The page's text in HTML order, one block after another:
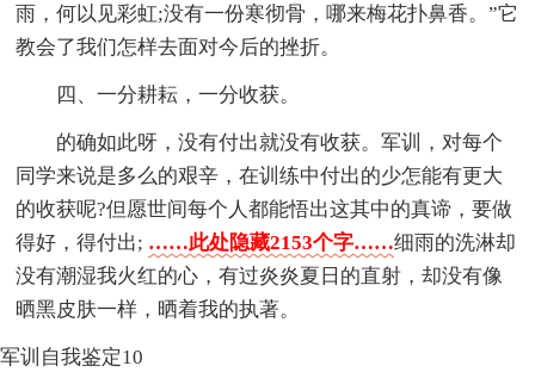
雨，何以见彩虹;没有一份寒彻骨，哪来梅花扑鼻香。”它
教会了我们怎样去面对今后的挫折。
四、一分耕耘，一分收获。
的确如此呀，没有付出就没有收获。军训，对每个
同学来说是多么的艰辛，在训练中付出的少怎能有更大
的收获呢?但愿世间每个人都能悟出这其中的真谛，要做
得好，得付出; ……此处隐藏2153个字……细雨的洗淋却
没有潮湿我火红的心，有过炎炎夏日的直射，却没有像
晒黑皮肤一样，晒着我的执著。
军训自我鉴定10